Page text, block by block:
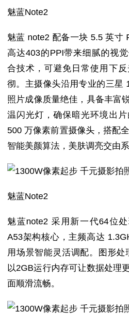
魅蓝Note2
魅蓝 note2 配备一块 5.5 英寸
高达403的PPI带来细腻的视
合技术，可避免日常使用下
彻。主摄像头沿用专业的三星
照片成像质量绝佳，具备丰富
温闪光灯，确保暗光环境出片
500 万像素前置摄像头，搭配
智能美颜算法，美肤调亮交由系
魅蓝Note2
魅蓝note2 采用新一代64位
A53架构核心，主频高达
用场景智能灵活调配。图形处
以2GB运行内存可让数据处理
面顺滑流畅。